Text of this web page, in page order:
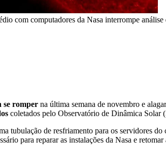
com computadores da Nasa interrompe análise
se romper na última semana de novembro e
coletados pelo Observatório de Dinâmica Solar
tubulação de resfriamento para os servidores
para reparar as instalações da Nasa e